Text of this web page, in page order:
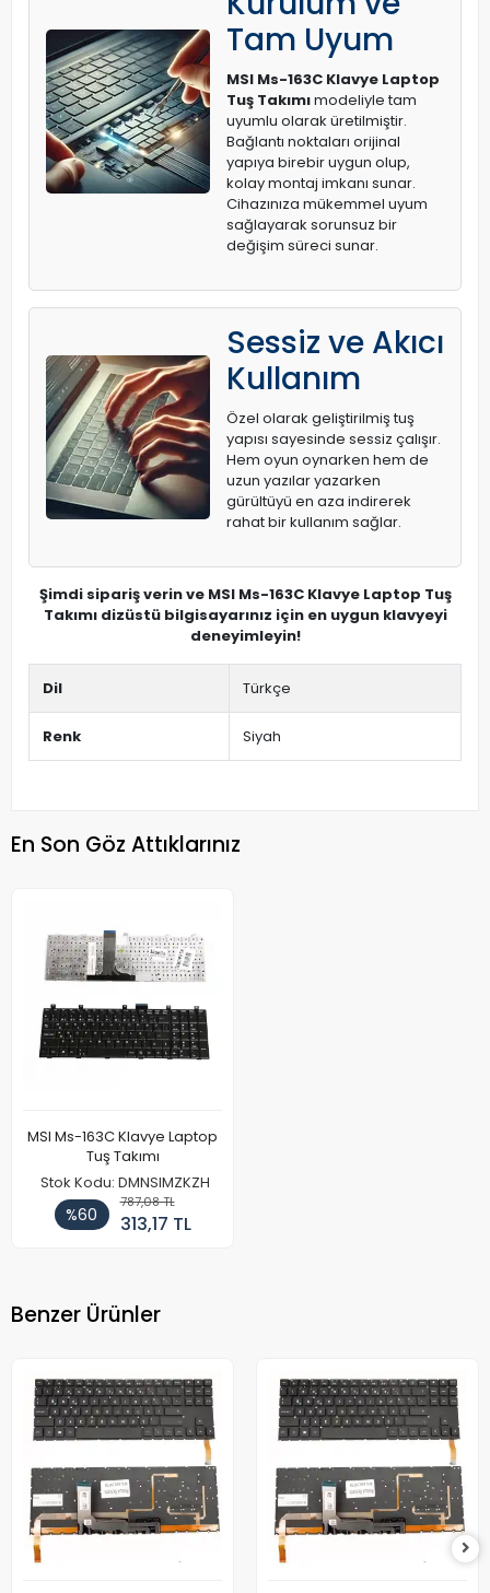
Tam Uyum
MSI Ms-163C Klavye Laptop
Tuş Takımımodeliyle tam
uyumlu olarak üretilmiştir.
Bağlantı noktaları orijinal
yapıya birebir uygun olup,
kolay montaj imkanı sunar.
Cihazınıza mükemmel uyum
sağlayarak sorunsuz bir
değişim süreci sunar.
Sessiz ve Akıcı
Kullanım
Özel olarak geliştirilmiş tuş
yapısı sayesinde sessiz çalışır.
Hem oyun oynarken hem de
uzun yazılar yazarken
gürültüyü en aza indirerek
rahat bir kullanım sağlar.
Şimdi sipariş verin ve MSI Ms-163C Klavye Laptop Tuş
Takımı dizüstü bilgisayarınız için en uygun klavyeyi
deneyimleyin!
Dil Türkçe
Renk Siyah
En Son Göz Attıklarınız
MSI Ms-163C Klavye Laptop
Tuş Takımı
Stok Kodu: DMNSIMZKZH
%60
787,08 TL
313,17 TL
Benzer Ürünler